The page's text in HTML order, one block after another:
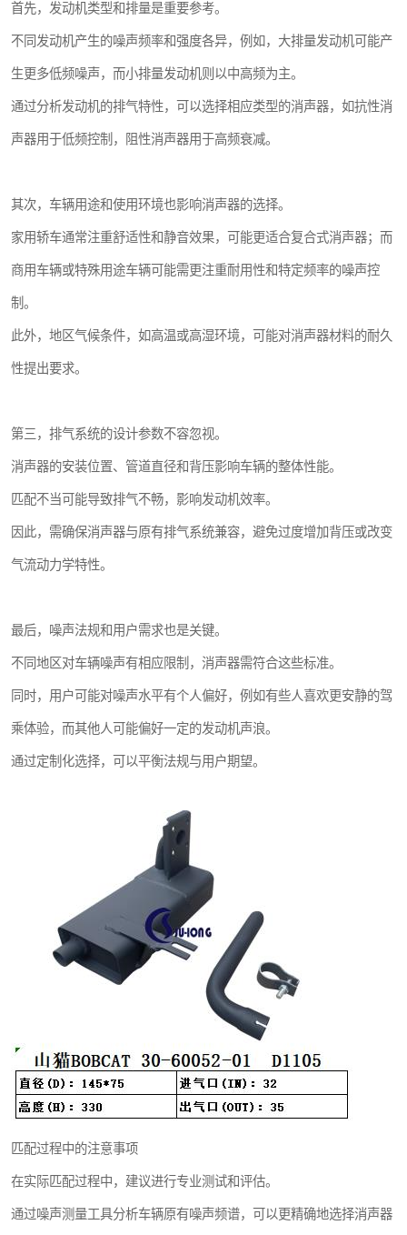
首先，发动机类型和排量是重要参考。
不同发动机产生的噪声频率和强度各异，例如，大排量发动机可能产
生更多低频噪声，而小排量发动机则以中高频为主。
通过分析发动机的排气特性，可以选择相应类型的消声器，如抗性消
声器用于低频控制，阻性消声器用于高频衰减。
其次，车辆用途和使用环境也影响消声器的选择。
家用轿车通常注重舒适性和静音效果，可能更适合复合式消声器；而
商用车辆或特殊用途车辆可能需更注重耐用性和特定频率的噪声控
制。
此外，地区气候条件，如高温或高湿环境，可能对消声器材料的耐久
性提出要求。
第三，排气系统的设计参数不容忽视。
消声器的安装位置、管道直径和背压影响车辆的整体性能。
匹配不当可能导致排气不畅，影响发动机效率。
因此，需确保消声器与原有排气系统兼容，避免过度增加背压或改变
气流动力学特性。
最后，噪声法规和用户需求也是关键。
不同地区对车辆噪声有相应限制，消声器需符合这些标准。
同时，用户可能对噪声水平有个人偏好，例如有些人喜欢更安静的驾
乘体验，而其他人可能偏好一定的发动机声浪。
通过定制化选择，可以平衡法规与用户期望。
匹配过程中的注意事项
在实际匹配过程中，建议进行专业测试和评估。
通过噪声测量工具分析车辆原有噪声频谱，可以更精确地选择消声器